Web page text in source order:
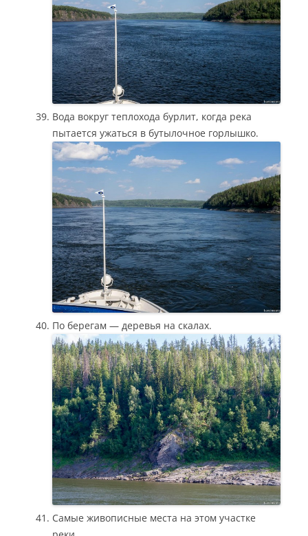
Вода вокруг теплохода бурлит, когда река
пытается ужаться в бутылочное горлышко.
По берегам — деревья на скалах.
Самые живописные места на этом участке